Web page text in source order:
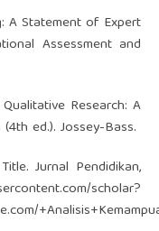
A Statement of Expert
Assessment and
Research: A
ed.). Jossey-Bass.
Jurnal Pendidikan,
scholar?